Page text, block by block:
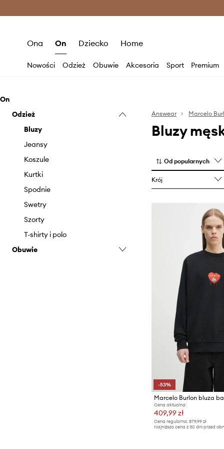
Ona On Dziecko Home
Nowości Odzież Obuwie Akcesoria Sport Premium
On
Odzież
Bluzy
Jeansy
Koszule
Kurtki
Spodnie
Swetry
Szorty
T-shirty i polo
Obuwie
Answear Marcelo
Bluzy
Od popularnych
Krój
-53%
Cena aktualna:
409,99 zł
Cena regularna: 879,99 zł
Najniższa cena z 30 dni przed